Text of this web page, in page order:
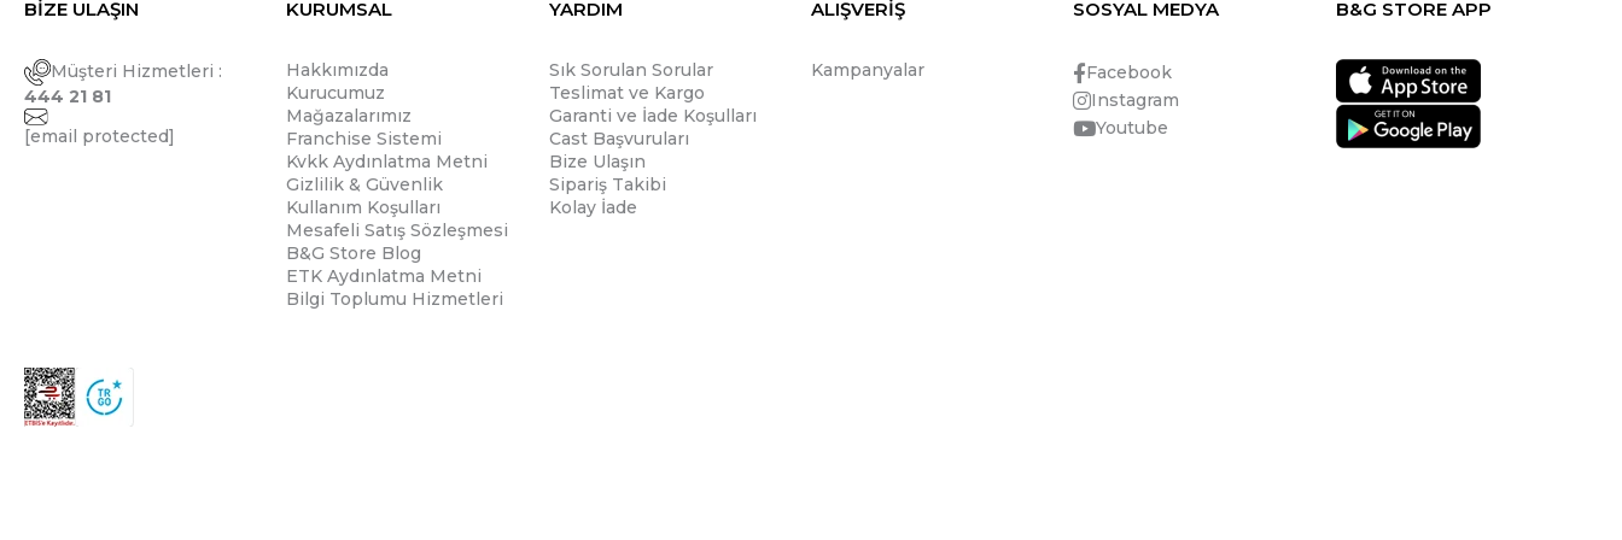
BİZE ULAŞIN
Müşteri Hizmetleri :
444 21 81
[email protected]
KURUMSAL
Hakkımızda
Kurucumuz
Mağazalarımız
Franchise Sistemi
Kvkk Aydınlatma Metni
Gizlilik & Güvenlik
Kullanım Koşulları
Mesafeli Satış Sözleşmesi
B&G Store Blog
ETK Aydınlatma Metni
Bilgi Toplumu Hizmetleri
YARDIM
Sık Sorulan Sorular
Teslimat ve Kargo
Garanti ve İade Koşulları
Cast Başvuruları
Bize Ulaşın
Sipariş Takibi
Kolay İade
ALIŞVERİŞ
Kampanyalar
SOSYAL MEDYA
Facebook
Instagram
Youtube
B&G STORE APP